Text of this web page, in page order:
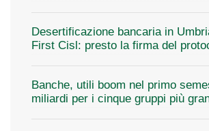
Desertificazione bancaria in
First Cisl: presto la firma del
Banche, utili boom nel primo
miliardi per i cinque gruppi più